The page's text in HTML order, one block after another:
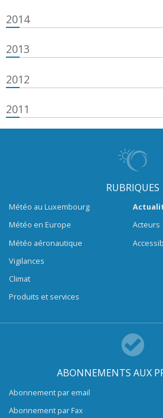
2014
2013
2012
2011
RUBRIQUES
Météo au Luxembourg
Météo en Europe
Météo aéronautique
Vigilances
Climat
Produits et services
Acteurs
ABONNEMENTS AUX
Abonnement par email
Abonnement par Fax